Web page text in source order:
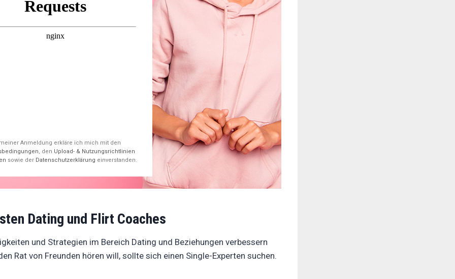
Anmeldung erkläre ich mich mit den
, den Upload- & Nutzungsrichtlinien
sowie der Datenschutzerklärung einverstanden.
Dating und Flirt Coaches
und Strategien im Bereich Dating und Beziehungen verbessern
Rat von Freunden hören will, sollte sich einen Single-Experten suchen.